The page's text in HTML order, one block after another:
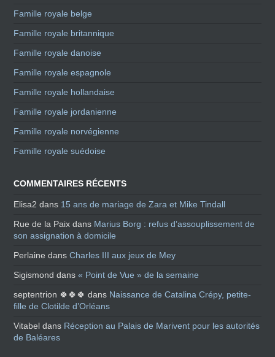
Famille royale belge
Famille royale britannique
Famille royale danoise
Famille royale espagnole
Famille royale hollandaise
Famille royale jordanienne
Famille royale norvégienne
Famille royale suédoise
COMMENTAIRES RÉCENTS
Elisa2 dans 15 ans de mariage de Zara et Mike Tindall
Rue de la Paix dans Marius Borg : refus d’assouplissement de
son assignation à domicile
Perlaine dansCharles III aux jeux de Mey
Sigismond dans« Point de Vue » de la semaine
septentrion 🍀🍀🍀 dans Naissance de Catalina Crépy, petite-
fille de Clotilde d’Orléans
Vitabel dans Réception au Palais de Marivent pour les autorités
de Baléares